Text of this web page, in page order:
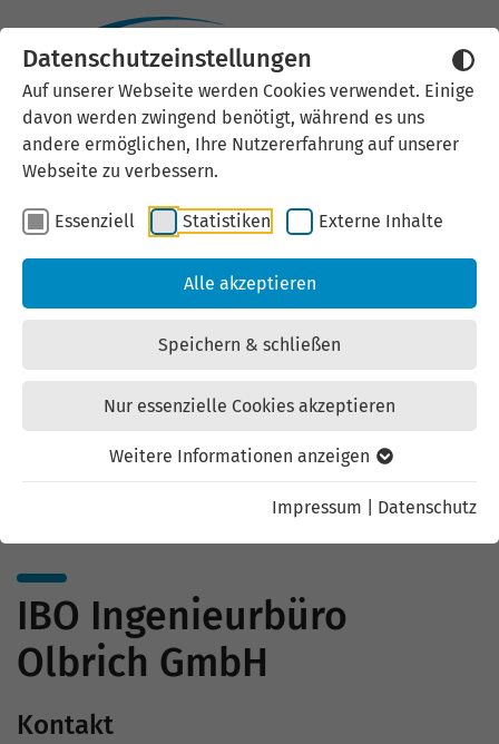
Datenschutzeinstellungen
Auf unserer Webseite werden Cookies verwendet. Einige
davon werden zwingend benötigt, während es uns
andere ermöglichen, Ihre Nutzererfahrung auf unserer
Webseite zu verbessern.
Essenziell Statistiken Externe Inhalte
Alle akzeptieren
Speichern & schließen
Nur essenzielle Cookies akzeptieren
Weitere Informationen anzeigen
Impressum Datenschutz
Externen Inhalt laden
Wir verwenden auf unserer
Website externe Inhalte, um Ihnen
zusätzliche Informationen
anzubieten. Einige externe Inhalte
(z.B. Google Maps, Youtube)
können persönliche Daten (z.B. IP-
Mit der Bestätigung erklären Sie
IBO Ingenieurbüro
Olbrich GmbH
Kontakt